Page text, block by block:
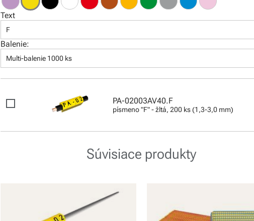
Text
F
Balenie:
Multi-balenie 1000 ks
PA-02003AV40.F
písmeno "F" - žltá, 200 ks (1,3-3,0 mm)
Súvisiace produkty